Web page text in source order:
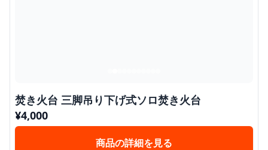
焚き火台 三脚吊り下げ式ソロ焚き火台
¥4,000
商品の詳細を見る